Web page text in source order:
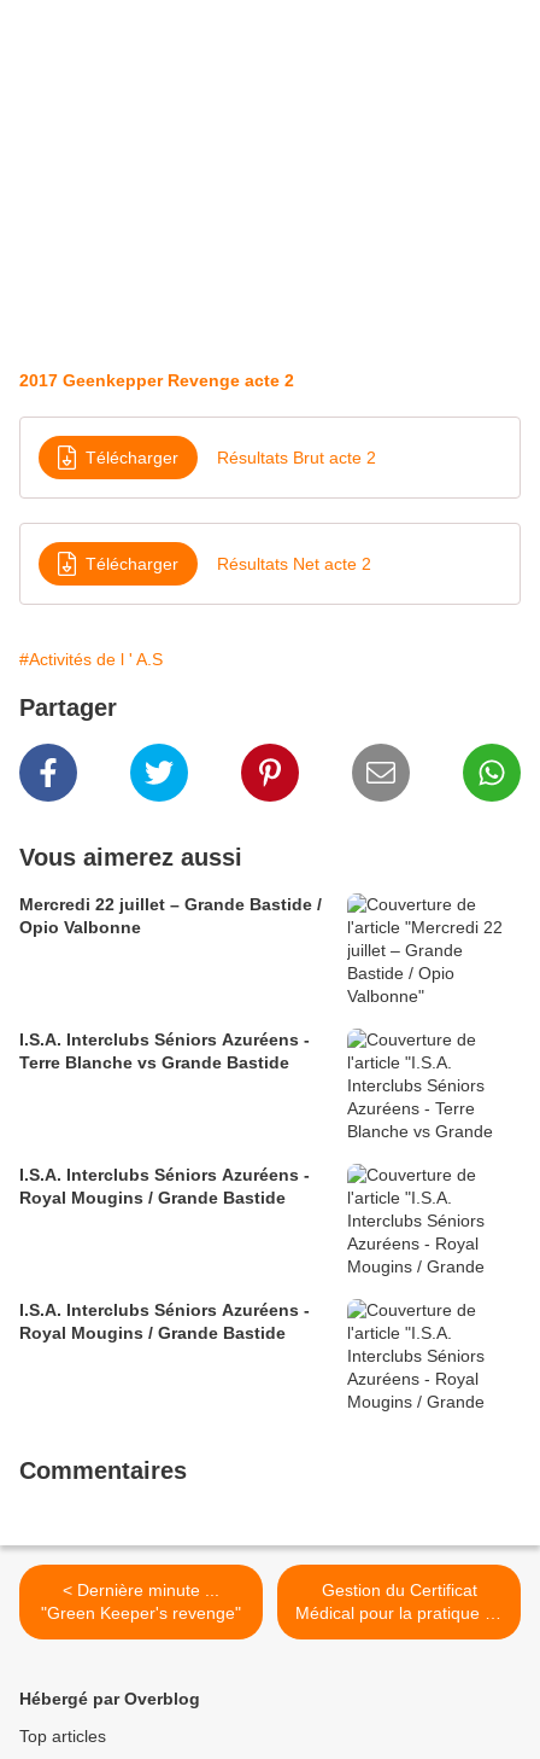
2017 Geenkepper Revenge acte 2
Télécharger Résultats Brut acte 2
Télécharger Résultats Net acte 2
#Activités de l ' A.S
Partager
Vous aimerez aussi
Mercredi 22 juillet – Grande Bastide /
Opio Valbonne
I.S.A. Interclubs Séniors Azuréens -
Terre Blanche vs Grande Bastide
I.S.A. Interclubs Séniors Azuréens -
Royal Mougins / Grande Bastide
I.S.A. Interclubs Séniors Azuréens -
Royal Mougins / Grande Bastide
Commentaires
< Dernière minute ...
"Green Keeper's revenge"
Gestion du Certificat
Médical pour la pratique du
Golf ... >
Hébergé par Overblog
Top articles